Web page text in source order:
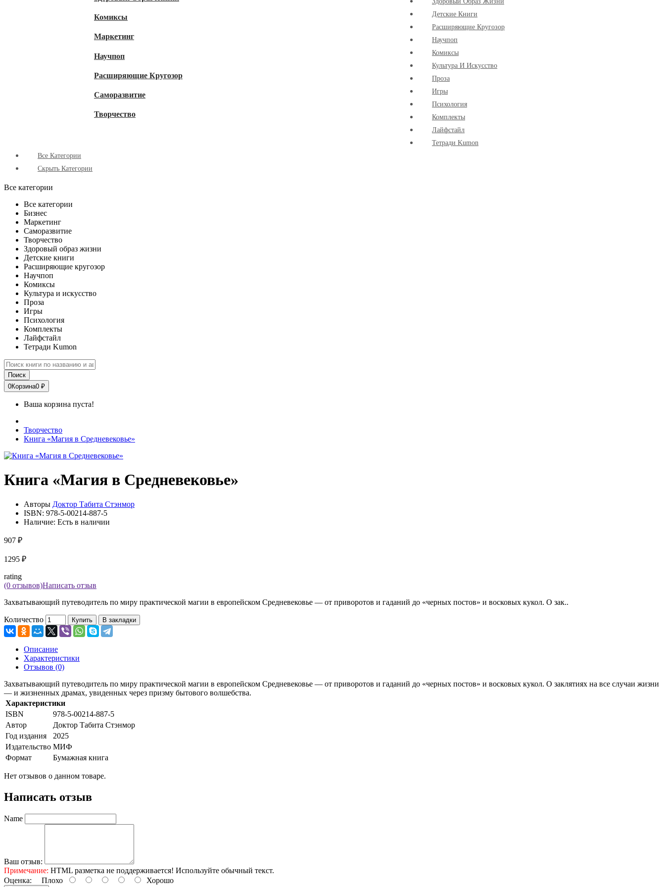
Комиксы
Маркетинг
Научпоп
Расширяющие Кругозор
Cаморазвитие
Творчество
Детские Книги
Расширяющие Кругозор
Научпоп
Комиксы
Культура И Искусство
Проза
Игры
Психология
Комплекты
Лайфстайл
Тетради Kumon
Все Категории
Скрыть Категории
Все категории
Все категории
Бизнес
Маркетинг
Саморазвитие
Творчество
Здоровый образ жизни
Детские книги
Расширяющие кругозор
Научпоп
Комиксы
Культура и искусство
Проза
Игры
Психология
Комплекты
Лайфстайл
Тетради Kumon
Поиск
0Корзина0 ₽
Ваша корзина пуста!
Творчество
Книга «Магия в Средневековье»
Книга «Магия в Средневековье»
Авторы Доктор Табита Стэнмор
ISBN: 978-5-00214-887-5
Наличие: Есть в наличии
907 ₽
1295 ₽
rating
(0 отзывов)Написать отзыв
Захватывающий путеводитель по миру практической магии в европейском Средневековье — от приворотов и гаданий до «черных постов» и восковых кукол. О зак..
Количество Купить В закладки
Описание
Характеристики
Отзывов (0)
Захватывающий путеводитель по миру практической магии в европейском Средневековье — от приворотов и гаданий до «черных постов» и восковых кукол. О заклятиях на все случаи жизни
— и жизненных драмах, увиденных через призму бытового волшебства.
Характеристики
ISBN
978-5-00214-887-5
Автор
Доктор Табита Стэнмор
Год издания
2025
Издательство МИФ
Формат
Бумажная книга
Нет отзывов о данном товаре.
Написать отзыв
Name
Ваш отзыв:
Примечание: HTML разметка не поддерживается! Используйте обычный текст.
Оценка: Плохо Хорошо